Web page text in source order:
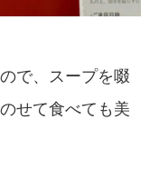
で、スープを啜
せて食べても美